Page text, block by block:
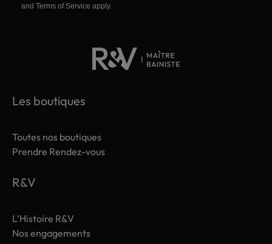
and Terms of Service apply.
Les boutiques
Toutes nos boutiques
Prendre Rendez-vous
R&V
L’Histoire R&V
Nos engagements